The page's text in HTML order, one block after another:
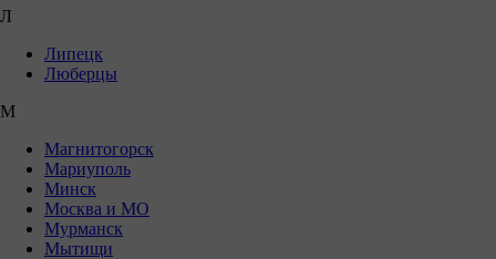
Л
Липецк
Люберцы
М
Магнитогорск
Мариуполь
Минск
Москва и МО
Мурманск
Мытищи